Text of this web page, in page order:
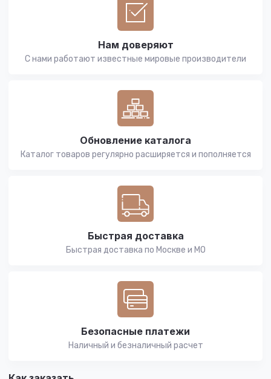
Нам доверяют
С нами работают известные мировые производители
Обновление каталога
Каталог товаров регулярно расширяется и пополняется
Быстрая доставка
Быстрая доставка по Москве и МО
Безопасные платежи
Наличный и безналичный расчет